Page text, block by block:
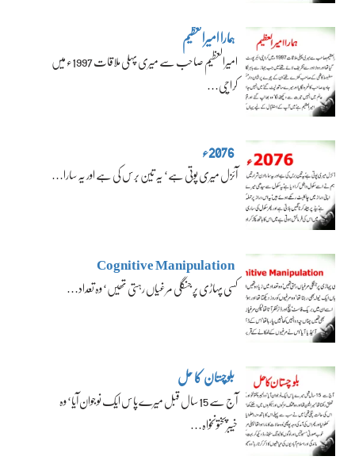
ہمارا امیرالعظیم
امیرالعظیم صاحب سے میری پہلی ملاقات 1997ء میں
کراچی…
2076ء
آئزل میری پوتی ہے‘ یہ تین برس کی ہے اور یہ سارا…
Cognitive Manipulation
کسی پہاڑی پر جنگلی مرغیاں رہتی تھیں‘ وہ تعداد…
بلوچستان کا حل
آج سے 15 سال قبل میرے پاس ایک نوجوان آیا‘ وہ
خیبرپختونخواہ…